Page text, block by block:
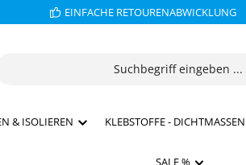
EINFACHE RETOURENABWICKLUNG
& ISOLIEREN KLEBSTOFFE - DICHTMASSEN
SALE %